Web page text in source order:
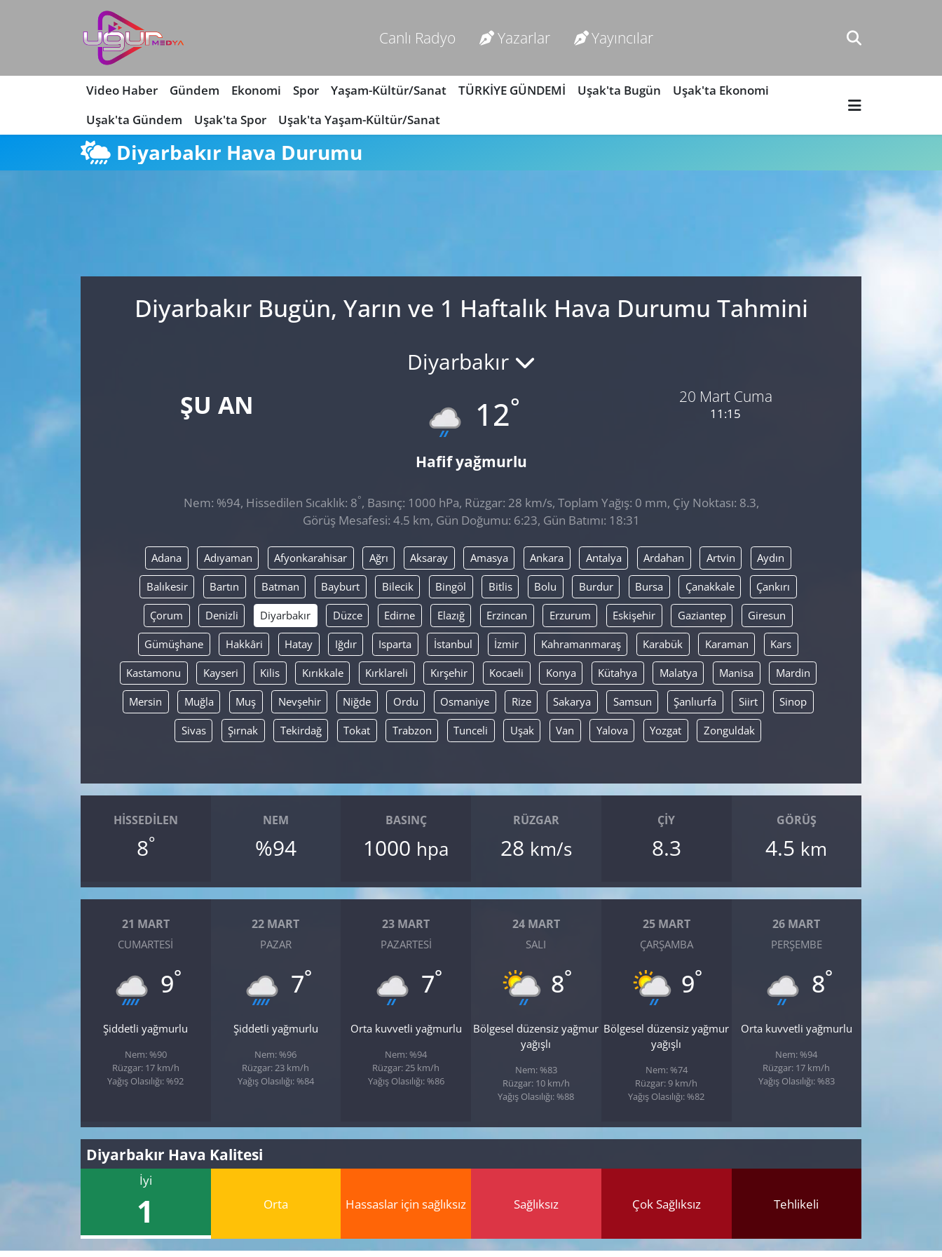
Canlı Radyo Yazarlar Yayıncılar
Video Haber Gündem Ekonomi Spor Yaşam-Kültür/Sanat TÜRKİYE GÜNDEMİ Uşak'ta Bugün
Uşak'ta Ekonomi
Uşak'ta Gündem
Uşak'ta Spor Uşak'ta Yaşam-Kültür/Sanat
Diyarbakır Hava Durumu
Diyarbakır Bugün, Yarın ve 1 Haftalık Hava Durumu Tahmini
ŞU AN
Diyarbakır
12°
Hafif yağmurlu
20 Mart Cuma
11:15
Nem: %94, Hissedilen Sıcaklık: 8°, Basınç: 1000 hPa, Rüzgar: 28 km/s, Toplam Yağış: 0 mm, Çiy Noktası: 8.3,
Görüş Mesafesi: 4.5 km, Gün Doğumu: 6:23, Gün Batımı: 18:31
Adana Adıyaman Afyonkarahisar Ağrı Aksaray Amasya Ankara Antalya Ardahan Artvin Aydın
Balıkesir Bartın Batman Bayburt Bilecik Bingöl Bitlis Bolu Burdur Bursa Çanakkale Çankırı
Çorum Denizli Diyarbakır Düzce Edirne Elazığ Erzincan Erzurum Eskişehir Gaziantep Giresun
Gümüşhane Hakkâri Hatay Iğdır Isparta İstanbul İzmir Kahramanmaraş Karabük Karaman Kars
Kastamonu Kayseri Kilis Kırıkkale Kırklareli Kırşehir Kocaeli Konya Kütahya Malatya Manisa Mardin
Mersin Muğla Muş Nevşehir Niğde Ordu Osmaniye Rize Sakarya Samsun Şanlıurfa Siirt Sinop
Sivas Şırnak Tekirdağ Tokat Trabzon Tunceli Uşak Van Yalova Yozgat Zonguldak
HISSEDILEN
8°
NEM
%94
BASINÇ
1000 hpa
RÜZGAR
28 km/s
ÇIY
8.3
GÖRÜŞ
4.5 km
21 MART
CUMARTESI
9°
Şiddetli yağmurlu
Nem: %90
Rüzgar: 17 km/h
Yağış Olasılığı: %92
22 MART
PAZAR
7°
Şiddetli yağmurlu
Nem: %96
Rüzgar: 23 km/h
Yağış Olasılığı: %84
23 MART
PAZARTESI
7°
Orta kuvvetli yağmurlu
Nem: %94
Rüzgar: 25 km/h
Yağış Olasılığı: %86
24 MART
SALI
8°
Bölgesel düzensiz yağmur
yağışlı
Nem: %83
Rüzgar: 10 km/h
Yağış Olasılığı: %88
25 MART
ÇARŞAMBA
9°
Bölgesel düzensiz yağmur
yağışlı
Nem: %74
Rüzgar: 9 km/h
Yağış Olasılığı: %82
26 MART
PERŞEMBE
8°
Orta kuvvetli yağmurlu
Nem: %94
Rüzgar: 17 km/h
Yağış Olasılığı: %83
Diyarbakır Hava Kalitesi
İyi
1 Orta Hassaslar için sağlıksız Sağlıksız Çok Sağlıksız Tehlikeli
Nöbetçi Eczaneler
Hava Durumu
Namaz Vakitleri
Trafik Durumu